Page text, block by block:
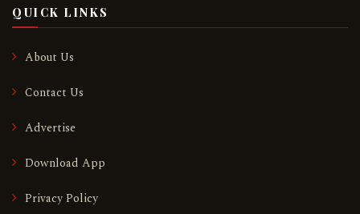
QUICK LINKS
About Us
Contact Us
Advertise
Download App
Privacy Policy